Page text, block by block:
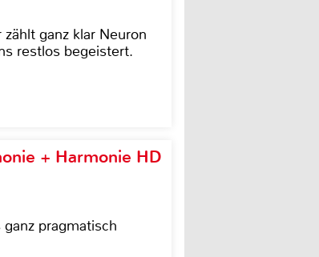
ganz klar Neuron
restlos begeistert.
+ Harmonie HD
pragmatisch